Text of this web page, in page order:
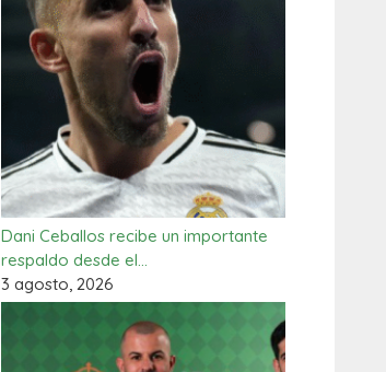
Dani Ceballos recibe un importante
respaldo desde el…
3 agosto, 2026